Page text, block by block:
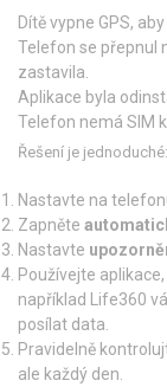
Dítě vypne GPS,
Telefon se přepnul
zastavila.
Aplikace byla
Telefon nemá SIM
Řešení je jednoduché:
Nastavte na
Zapněte
Nastavte
Používejte
například Life360
posílat data.
Pravidelně
ale každý den.